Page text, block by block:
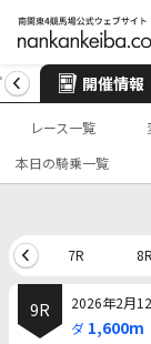
開催情報
レース一覧
本日の騎乗一覧
7R 8R
9R 2026年2月
ダ 1,600m